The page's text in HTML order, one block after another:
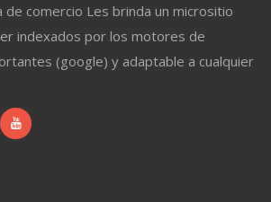
comercio Les brinda un micrositio
indexados por los motores de
(google) y adaptable a cualquier